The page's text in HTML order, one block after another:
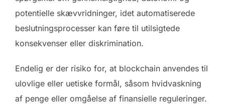
potentielle skævvridninger, idet automatiserede
beslutningsprocesser kan føre til utilsigtede
konsekvenser eller diskrimination.
Endelig er der risiko for, at blockchain anvendes til
ulovlige eller uetiske formål, såsom hvidvaskning
af penge eller omgåelse af finansielle reguleringer.